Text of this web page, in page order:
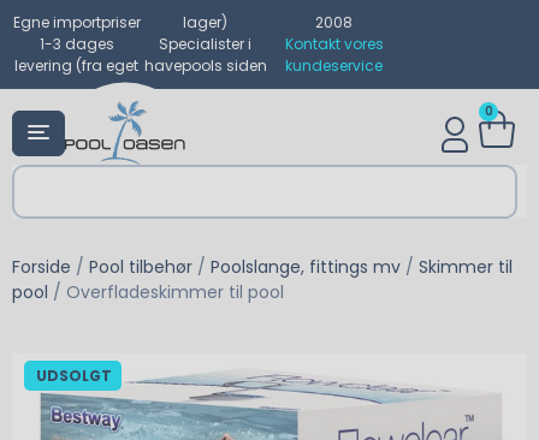
Egne importpriser
1-3 dages
levering (fra eget
lager)
Specialister i
havepools siden
2008
Kontakt vores
kundeservice
0
Forside / Pool tilbehør / Poolslange, fittings mv / Skimmer til
pool / Overfladeskimmer til pool
UDSOLGT